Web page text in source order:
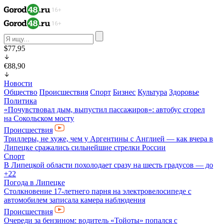
$77,95
€88,90
Новости
Общество Происшествия Спорт Бизнес Культура Здоровье
Политика
«Почувствовал дым, выпустил пассажиров»: автобус сгорел
на Сокольском мосту
Происшествия
Триллеры, не хуже, чем у Аргентины с Англией — как вчера в
Липецке сражались сильнейшие стрелки России
Спорт
В Липецкой области похолодает сразу на шесть градусов — до
+22
Погода в Липецке
Столкновение 17-летнего парня на электровелосипеде с
автомобилем записала камера наблюдения
Происшествия
Очереди за бензином: водитель «Тойоты» попался с